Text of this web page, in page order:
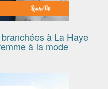
à La Haye
à la mode